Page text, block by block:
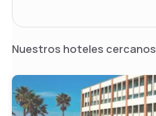
Nuestros hoteles cercanos